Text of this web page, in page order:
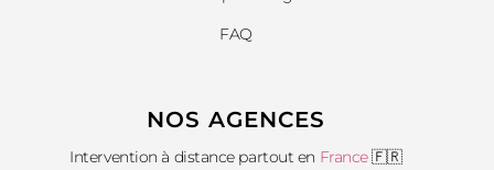
FAQ
NOS AGENCES
Intervention à distance partout en France🇫🇷